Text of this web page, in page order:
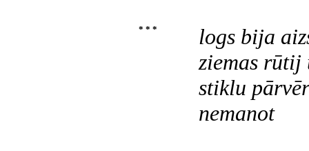
* * *
logs bija
ziemas rūtij
stiklu
nemanot